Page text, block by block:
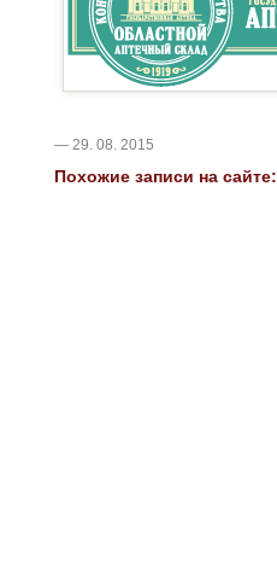
— 29. 08. 2015
Похожие записи на сайте: